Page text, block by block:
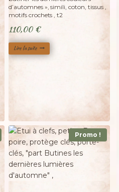
d’automnes », simili, coton, tissus ,
motifs crochets , t2
110,00 €
Lire la suite
Promo !